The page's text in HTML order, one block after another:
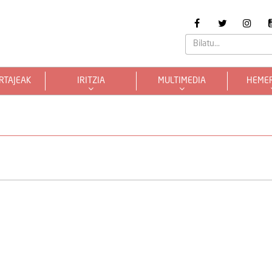
IRITZIA MULTIMEDIA